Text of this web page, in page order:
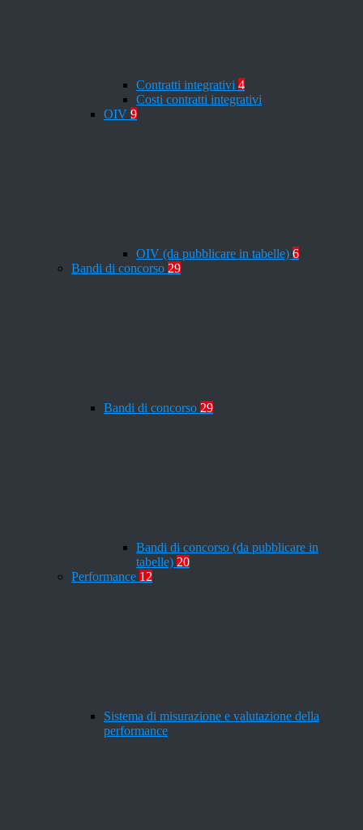
Contratti integrativi 4
Costi contratti integrativi
OIV 9
OIV (da pubblicare in tabelle) 6
Bandi di concorso 29
Bandi di concorso 29
Bandi di concorso (da pubblicare in
tabelle) 20
Performance 12
Sistema di misurazione e valutazione della
performance